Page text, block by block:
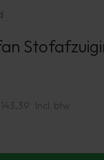
Incl. btw